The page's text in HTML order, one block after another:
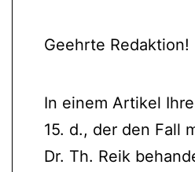
Geehrte Redaktion!
In einem Artikel
15. d., der den Fall
Dr. Th. Reik